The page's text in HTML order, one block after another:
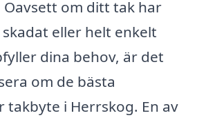
om ditt tak har
eller helt enkelt
dina behov, är det
om de bästa
i Herrskog. En av